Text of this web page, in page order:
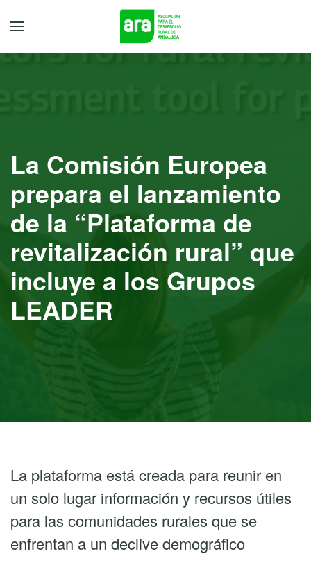
La Comisión Europea
prepara el lanzamiento
de la “Plataforma de
revitalización rural” que
incluye a los Grupos
LEADER
La plataforma está creada para reunir en
un solo lugar información y recursos útiles
para las comunidades rurales que se
enfrentan a un declive demográfico